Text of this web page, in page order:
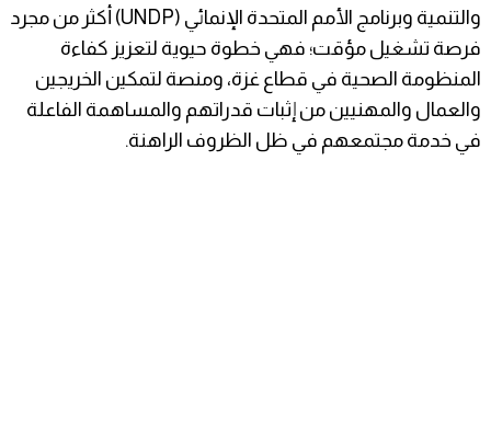
والتنمية وبرنامج الأمم المتحدة الإنمائي (UNDP) أكثر من مجرد
فرصة تشغيل مؤقت؛ فهي خطوة حيوية لتعزيز كفاءة
المنظومة الصحية في قطاع غزة، ومنصة لتمكين الخريجين
والعمال والمهنيين من إثبات قدراتهم والمساهمة الفاعلة
في خدمة مجتمعهم في ظل الظروف الراهنة.